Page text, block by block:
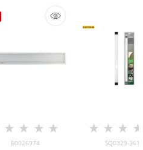
Б0026974 SQ0329-3610